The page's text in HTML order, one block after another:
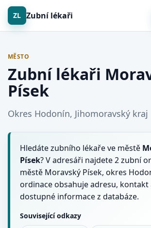
ZL Zubní lékaři
MĚSTO
Zubní lékaři
Písek
Okres Hodonín, Jihomoravský kraj
Hledáte zubního lékaře ve městě
Písek? V adresáři najdete 2 zubní
městě Moravský Písek, okres
ordinace obsahuje adresu, kontakt
dostupné informace z databáze.
Související odkazy